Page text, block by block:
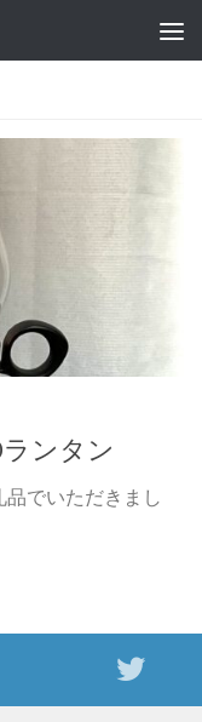
ンタン
でいただきまし